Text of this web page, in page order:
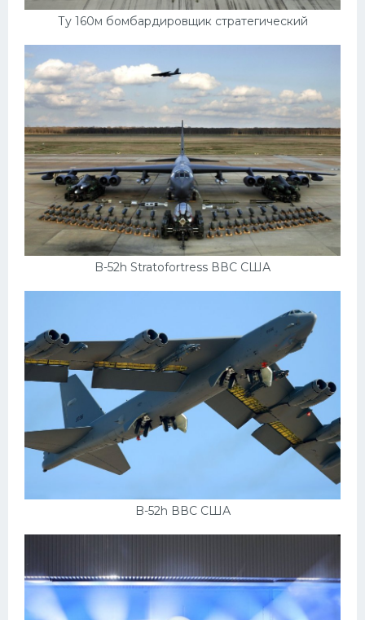
Ту 160м бомбардировщик стратегический
B-52h Stratofortress ВВС США
B-52h ВВС США
Джили
Хавал
Кавасаки
Инфинити
ЛУАЗ
Фиат
Ситроен
Субару
Опель
Киа
Крайслер
Порше
Самолеты
Лодки
Шкода